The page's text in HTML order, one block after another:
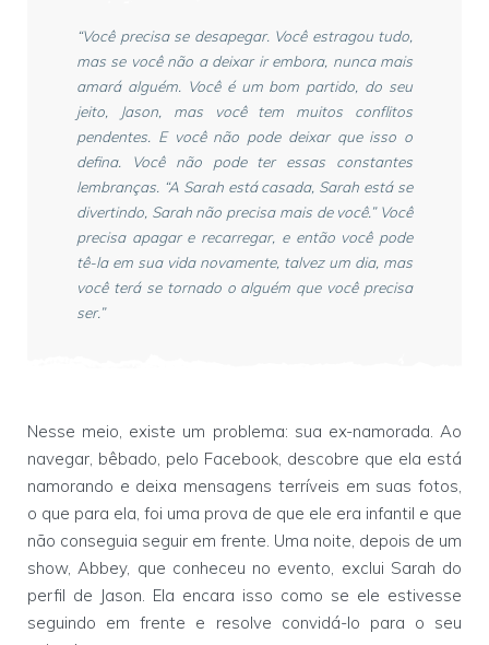
“Você precisa se desapegar. Você estragou tudo,
mas se você não a deixar ir embora, nunca mais
amará alguém. Você é um bom partido, do seu
jeito, Jason, mas você tem muitos conflitos
pendentes. E você não pode deixar que isso o
defina. Você não pode ter essas constantes
lembranças. “A Sarah está casada, Sarah está se
divertindo, Sarah não precisa mais de você.” Você
precisa apagar e recarregar, e então você pode
tê-la em sua vida novamente, talvez um dia, mas
você terá se tornado o alguém que você precisa
ser.”
Nesse meio, existe um problema: sua ex-namorada. Ao
navegar, bêbado, pelo Facebook, descobre que ela está
namorando e deixa mensagens terríveis em suas fotos,
o que para ela, foi uma prova de que ele era infantil e que
não conseguia seguir em frente. Uma noite, depois de um
show, Abbey, que conheceu no evento, exclui Sarah do
perfil de Jason. Ela encara isso como se ele estivesse
seguindo em frente e resolve convidá-lo para o seu